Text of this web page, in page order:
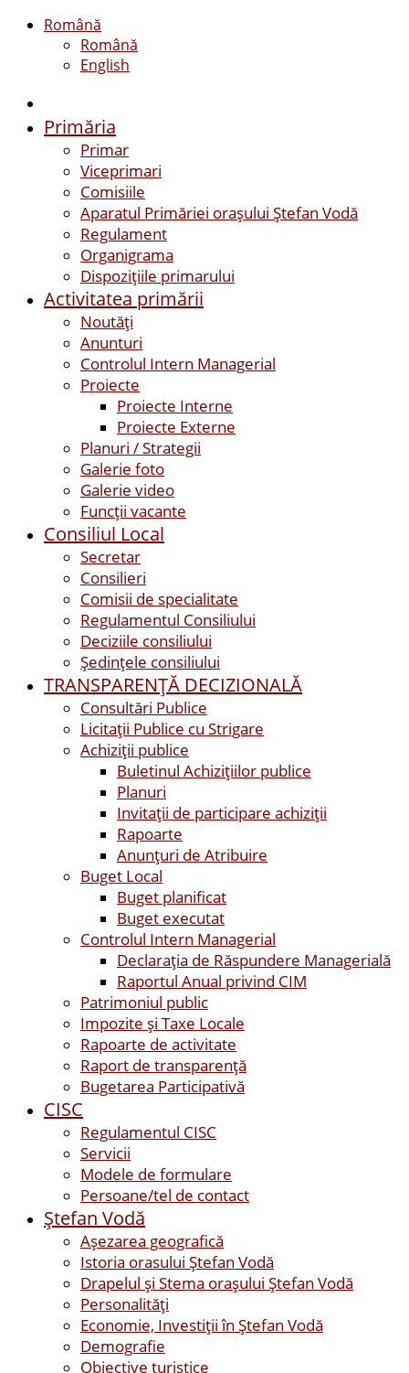
Română
Română
English
Primăria
Primar
Viceprimari
Comisiile
Aparatul Primăriei orașului Ștefan Vodă
Regulament
Organigrama
Dispozițiile primarului
Activitatea primării
Noutăți
Anunturi
Controlul Intern Managerial
Proiecte
Proiecte Interne
Proiecte Externe
Planuri / Strategii
Galerie foto
Galerie video
Funcții vacante
Consiliul Local
Secretar
Consilieri
Comisii de specialitate
Regulamentul Consiliului
Deciziile consiliului
Ședințele consiliului
TRANSPARENȚĂ DECIZIONALĂ
Consultări Publice
Licitații Publice cu Strigare
Achiziţii publice
Buletinul Achizițiilor publice
Planuri
Invitaţii de participare achiziții
Rapoarte
Anunțuri de Atribuire
Buget Local
Buget planificat
Buget executat
Controlul Intern Managerial
Declarația de Răspundere Managerială
Raportul Anual privind CIM
Patrimoniul public
Impozite și Taxe Locale
Rapoarte de activitate
Raport de transparenţă
Bugetarea Participativă
CISC
Regulamentul CISC
Servicii
Modele de formulare
Persoane/tel de contact
Ştefan Vodă
Așezarea geografică
Istoria orasului Ştefan Vodă
Drapelul şi Stema oraşului Ştefan Vodă
Personalităţi
Economie, Investiţii în Ştefan Vodă
Demografie
Obiective turistice